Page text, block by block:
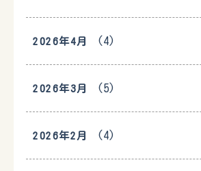
2026年4月 (4)
2026年3月 (5)
2026年2月 (4)